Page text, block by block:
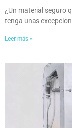
¿Un material seguro
tenga unas
Leer más »